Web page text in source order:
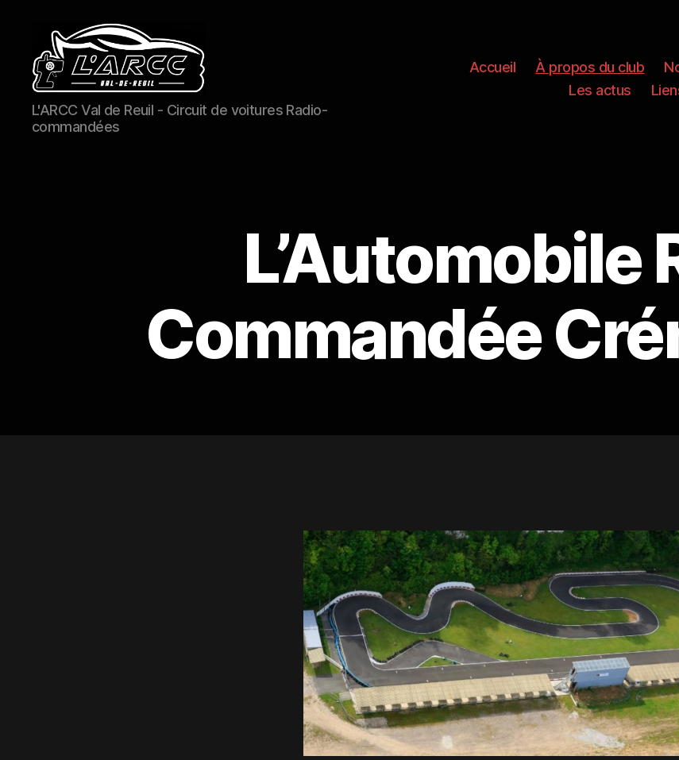
L'ARCC
Val
de
L'ARCC Val de Reuil - Circuit de voitures Radio-
commandées
Accueil À propos du club
Les actus
L’Automobile
Commandée